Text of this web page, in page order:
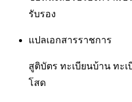
รับรอง
แปลเอกสารราชการ
สูติบัตร ทะเบียนบ้าน ทะ
โสด